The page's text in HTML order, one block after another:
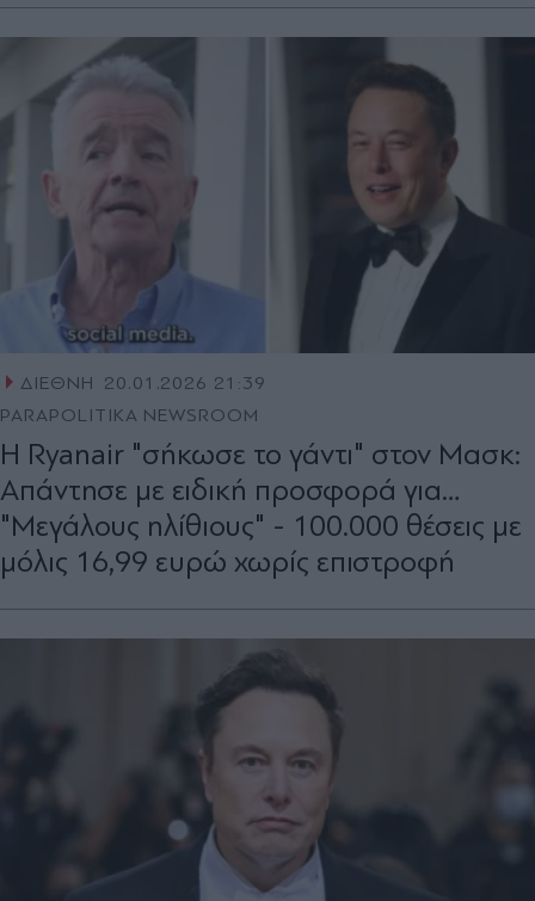
ΔΙΕΘΝΗ
20.01.2026 21:39
PARAPOLITIKA NEWSROOM
Η Ryanair "σήκωσε το γάντι" στον Μασκ:
Απάντησε με ειδική προσφορά για…
"Μεγάλους ηλίθιους" - 100.000 θέσεις με
μόλις 16,99 ευρώ χωρίς επιστροφή